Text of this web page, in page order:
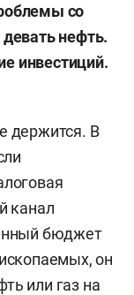
со
нефть.
инвестиций.
держится. В
канал
бюджет
он
или газ на